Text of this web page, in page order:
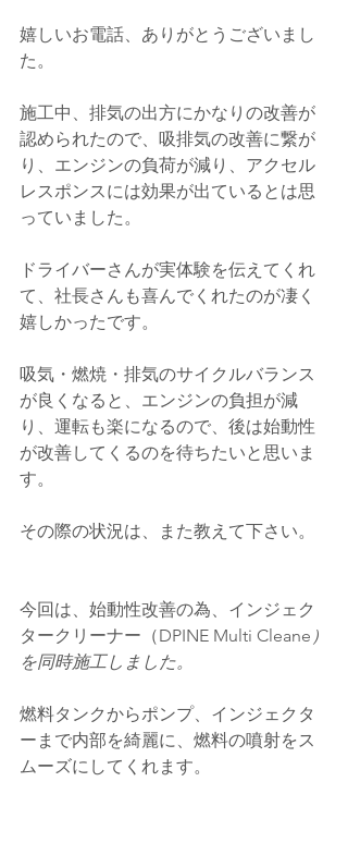
嬉しいお電話、ありがとうございまし
た。
施工中、排気の出方にかなりの改善が
認められたので、吸排気の改善に繋が
り、エンジンの負荷が減り、アクセル
レスポンスには効果が出ているとは思
っていました。
ドライバーさんが実体験を伝えてくれ
て、社長さんも喜んでくれたのが凄く
嬉しかったです。
吸気・燃焼・排気のサイクルバランス
が良くなると、エンジンの負担が減
り、運転も楽になるので、後は始動性
が改善してくるのを待ちたいと思いま
す。
その際の状況は、また教えて下さい。
今回は、始動性改善の為、 インジェク
タークリーナー（DPINE Multi Cleane ）
を同時施工しました。
燃料タンクからポンプ、インジェクタ
ーまで内部を綺麗に、燃料の噴射をス
ムーズにしてくれます。